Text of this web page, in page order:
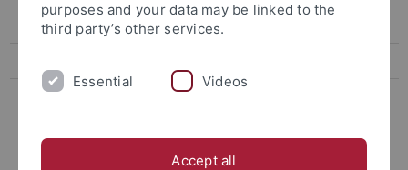
Themenvorschläge Bachelorarbeit
Hilfreiches
purposes and your data may be linked to the
third party’s other services.
Essential Videos
Accept all